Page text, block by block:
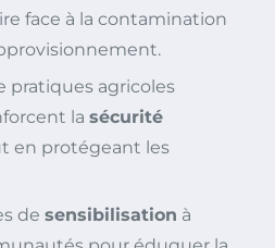
face à la contamination
pratiques agricoles
la sécurité
en protégeant les
de sensibilisation à